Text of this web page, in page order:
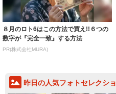
８月のロト6はこの方法で買え!!６つの
数字が『完全一致』する方法
PR(株式会社MURA)
昨日の人気フォトセレクシ